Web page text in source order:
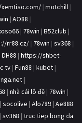
| motchill |
| AO88 |
| 78win | B52club |
rr88.cz/ | 78win | sv368 |
DH88 | https://shbet-
tv | Fun88 | kubet |
|
| nhà cái lô đề | 78win |
| socolive | Alo789 | Ae888
| sv368 | truc tiep bong da